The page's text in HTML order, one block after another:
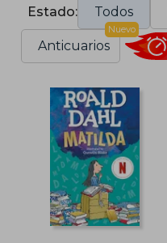
Estado: Todos
Anticuarios
Nuevo